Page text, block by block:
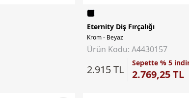
Eternity Diş Fırçalığı
Krom - Beyaz
Ürün Kodu: A4430157
2.915 TL
Sepette % 5
2.769,25 TL